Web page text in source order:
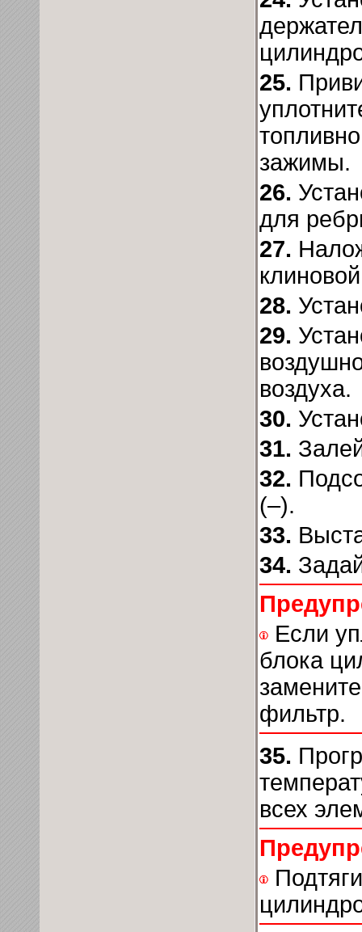
25.
зажимы.
26.
для
27.
28.
29.
воздуха.
30.
31.
32.
(–).
33.
34.
Если
блока
фильтр.
35.
всех